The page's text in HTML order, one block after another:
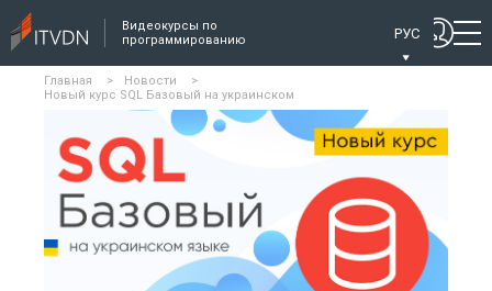
Видеокурсы по
программированию
РУС
Главная > Новости
>
Новый курс SQL Базовый на украинском